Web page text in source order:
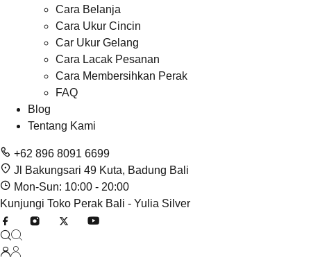
Cara Belanja
Cara Ukur Cincin
Car Ukur Gelang
Cara Lacak Pesanan
Cara Membersihkan Perak
FAQ
Blog
Tentang Kami
+62 896 8091 6699
Jl Bakungsari 49 Kuta, Badung Bali
Mon-Sun: 10:00 - 20:00
Kunjungi Toko Perak Bali - Yulia Silver